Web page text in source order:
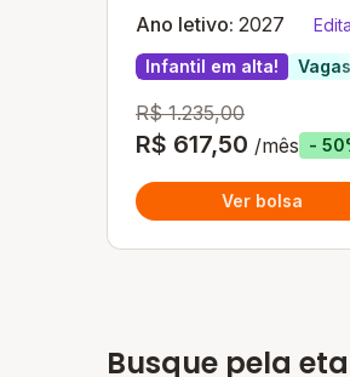
Ano letivo: 2027
Infantil em alta!
R$ 1.235,00
R$ 617,50 /mês -
Ver bolsa
Busque pela